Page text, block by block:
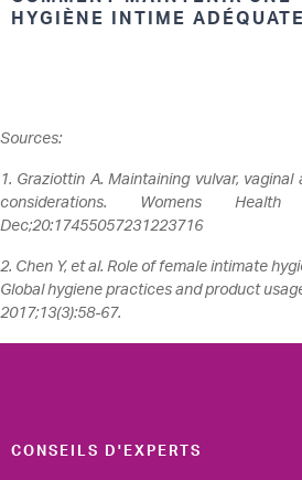
HYGIÈNE INTIME
Sources:
1. Graziottin A. Maintaining vulvar,
considerations. Womens
Dec;20:17455057231223716
2. Chen Y, et al. Role of female intimate
Global hygiene practices and product
2017;13(3):58-67.
CONSEILS D'EXPERTS